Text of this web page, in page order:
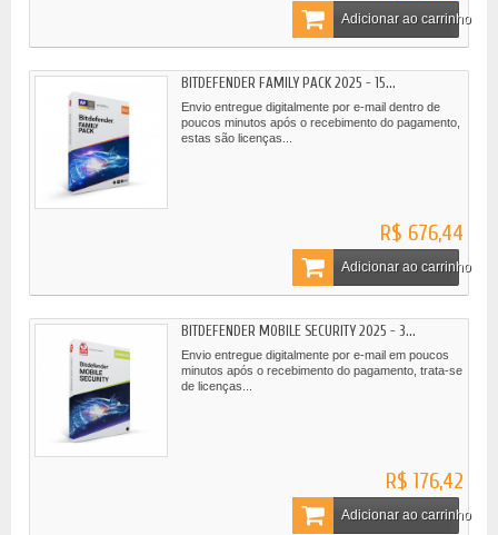
Adicionar ao carrinho
BITDEFENDER FAMILY PACK 2025 - 15...
Envio entregue digitalmente por e-mail dentro de
poucos minutos após o recebimento do pagamento,
estas são licenças...
R$ 676,44
Adicionar ao carrinho
BITDEFENDER MOBILE SECURITY 2025 - 3...
Envio entregue digitalmente por e-mail em poucos
minutos após o recebimento do pagamento, trata-se
de licenças...
R$ 176,42
Adicionar ao carrinho